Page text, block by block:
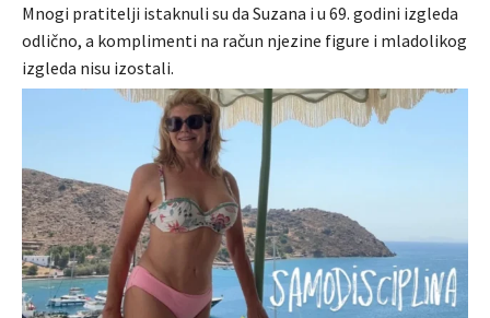
Mnogi pratitelji istaknuli su da Suzana i u 69. godini izgleda
odlično, a komplimenti na račun njezine figure i mladolikog
izgleda nisu izostali.